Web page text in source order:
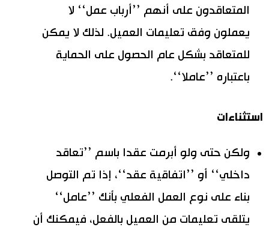
المتعاقدون على أنهم ’’أرباب عمل‘‘ لا
يعملون وفق تعليمات العميل. لذلك لا يمكن
للمتعاقد بشكل عام الحصول على الحماية
باعتباره ’’عاملا‘‘.
استثناءات
ولكن حتى ولو أبرمت عقدا باسم ’’تعاقد
داخلي‘‘ أو ’’اتفاقية عقد‘‘، إذا تم التوصل
بناء على نوع العمل الفعلي بأنك ’’عامل‘‘
يتلقى تعليمات من العميل بالفعل، فيمكنك أن